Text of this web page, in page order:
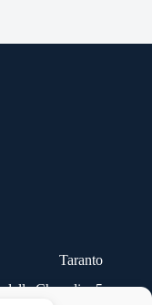
Taranto
delle Cheradi n.5